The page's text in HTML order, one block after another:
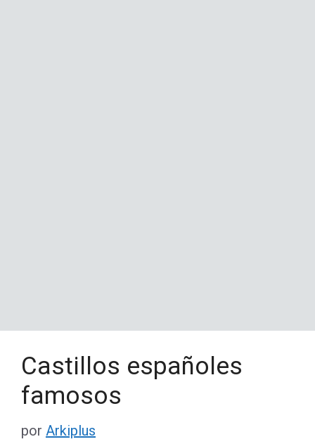
Castillos españoles
famosos
por Arkiplus